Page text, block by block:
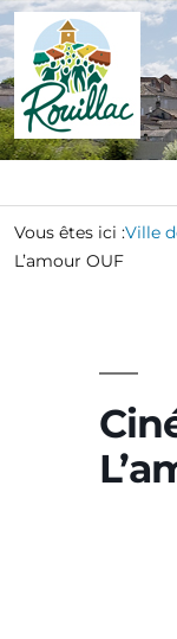
Vous êtes ici :Ville
L’amour OUF